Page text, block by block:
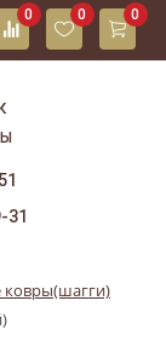
0 0 0
31
ковры(шагги)